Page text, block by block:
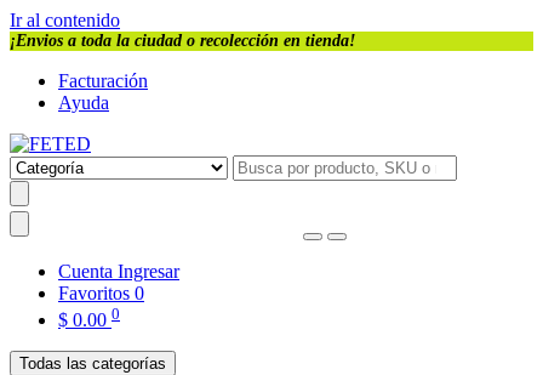
Ir al contenido
¡Envios a toda la ciudad o recolección en tienda!
Facturación
Ayuda
Cuenta Ingresar
Favoritos 0
$ 0.00 0
Todas las categorías